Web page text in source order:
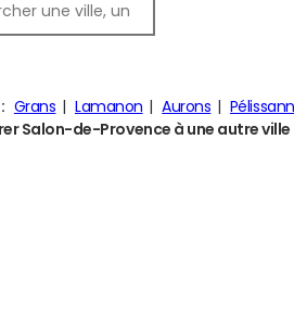
Grans Lamanon Aurons
Salon-de-Provence à une autre ville